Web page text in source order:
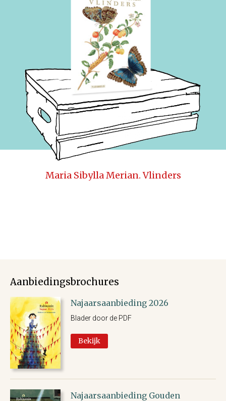
Maria Sibylla Merian. Vlinders
Aanbiedingsbrochures
Najaarsaanbieding 2026
Blader door de PDF
Bekijk
Najaarsaanbieding Gouden